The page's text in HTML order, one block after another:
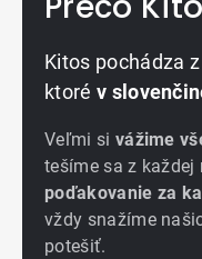
Kitos pochádza
ktoré v
Veľmi si vážime
tešíme sa z každej
poďakovanie za
vždy snažíme
potešiť.